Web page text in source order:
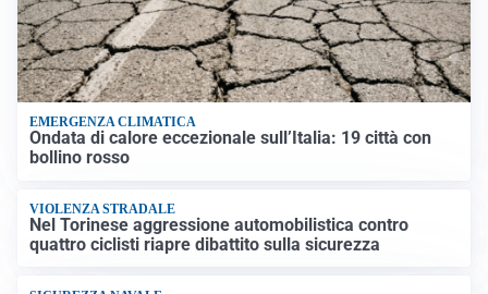
EMERGENZA CLIMATICA
Ondata di calore eccezionale sull’Italia: 19 città con
bollino rosso
VIOLENZA STRADALE
Nel Torinese aggressione automobilistica contro
quattro ciclisti riapre dibattito sulla sicurezza